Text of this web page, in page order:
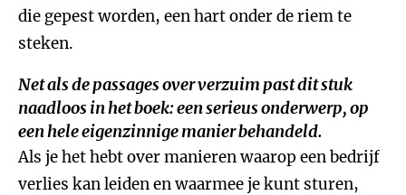
die gepest worden, een hart onder de riem te
steken.
Net als de passages over verzuim past dit stuk
naadloos in het boek: een serieus onderwerp, op
een hele eigenzinnige manier behandeld.
Als je het hebt over manieren waarop een bedrijf
verlies kan leiden en waarmee je kunt sturen,